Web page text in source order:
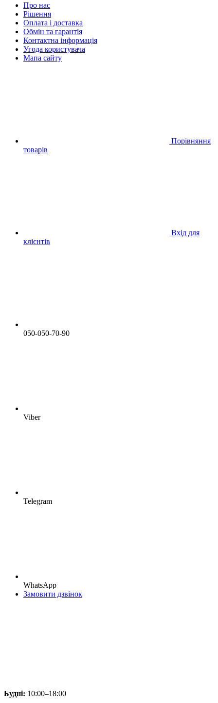
Про нас
Рішення
Оплата і доставка
Обмін та гарантія
Контактна інформація
Угода користувача
Мапа сайту
Порівняння
товарів
Вхід для
клієнтів
050-050-70-90
Viber
Telegram
WhatsApp
Замовити дзвінок
Будні: 10:00–18:00